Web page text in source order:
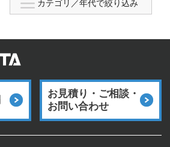
お見積り・ご相談・
お問い合わせ